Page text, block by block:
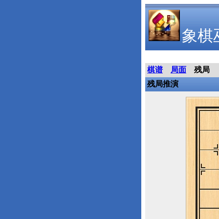
象棋
棋谱 局面
残局
残局推演